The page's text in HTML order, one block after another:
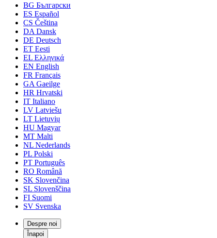
BG Български
ES Español
CS Čeština
DA Dansk
DE Deutsch
ET Eesti
EL Ελληνικά
EN English
FR Français
GA Gaeilge
HR Hrvatski
IT Italiano
LV Latviešu
LT Lietuvių
HU Magyar
MT Malti
NL Nederlands
PL Polski
PT Português
RO Română
SK Slovenčina
SL Slovenščina
FI Suomi
SV Svenska
Despre noi
Înapoi